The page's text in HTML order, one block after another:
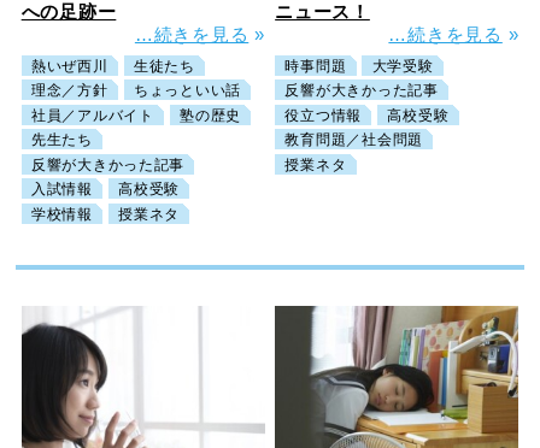
への足跡ー
…続きを見る »
熱いぜ西川
生徒たち
理念／方針
ちょっといい話
社員／アルバイト
塾の歴史
先生たち
反響が大きかった記事
入試情報
高校受験
学校情報
授業ネタ
ニュース！
…続きを見る »
時事問題
大学受験
反響が大きかった記事
役立つ情報
高校受験
教育問題／社会問題
授業ネタ